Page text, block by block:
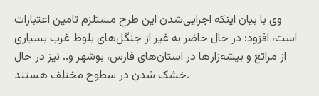
وی با بیان اینکه اجرایی‌شدن این طرح مستلزم تامین اعتبارات
است، افزود: در حال حاضر به غیر از جنگل‌های بلوط غرب بسیاری
از مراتع و بیشه‌زار‌ها در استان‌های فارس، بوشهر و.. نیز در حال
خشک شدن در سطوح مختلف هستند.